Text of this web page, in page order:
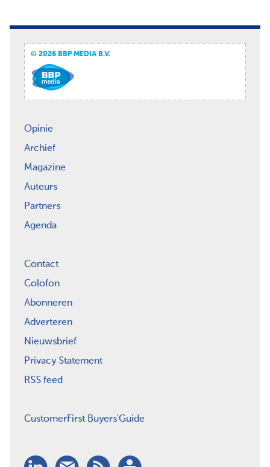
© 2026 BBP MEDIA B.V.
Opinie
Archief
Magazine
Auteurs
Partners
Agenda
Contact
Colofon
Abonneren
Adverteren
Nieuwsbrief
Privacy Statement
RSS feed
CustomerFirst Buyers'Guide